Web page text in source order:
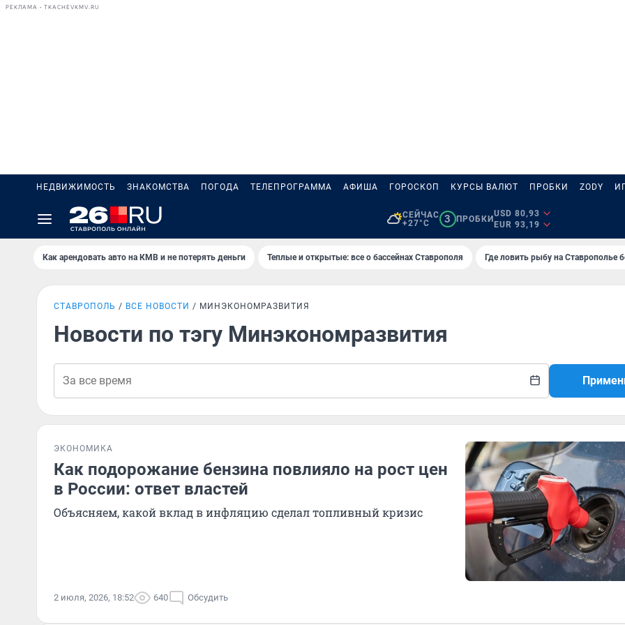
РЕКЛАМА • TKACHEVKMV.RU
НЕДВИЖИМОСТЬ ЗНАКОМСТВА ПОГОДА ТЕЛЕПРОГРАММА АФИША ГОРОСКОП КУРСЫ ВАЛЮТ ПРОБКИ ZODY
СЕЙЧАС
+27°C
3 ПРОБКИ
USD 80,93
EUR 93,19
Как арендовать авто на КМВ и не потерять деньги Теплые и открытые: все о бассейнах Ставрополя Где ловить рыбу на Ставрополье
СТАВРОПОЛЬ ВСЕ НОВОСТИ МИНЭКОНОМРАЗВИТИЯ
Новости по тэгу Минэкономразвития
ЭКОНОМИКА
Как подорожание бензина повлияло на рост цен
в России: ответ властей
Объясняем, какой вклад в инфляцию сделал топливный кризис
2 июля, 2026, 18:52 640 Обсудить